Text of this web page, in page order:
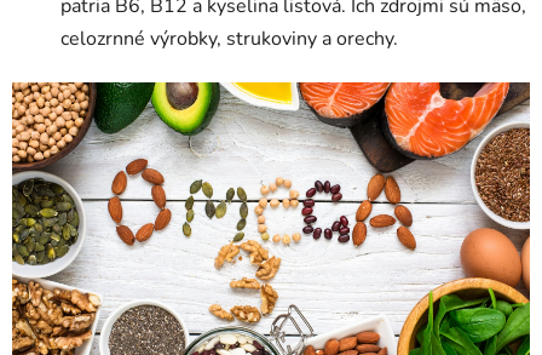
patria B6, B12 a kyselina listová. Ich zdrojmi sú mäso,
celozrnné výrobky, strukoviny a orechy.